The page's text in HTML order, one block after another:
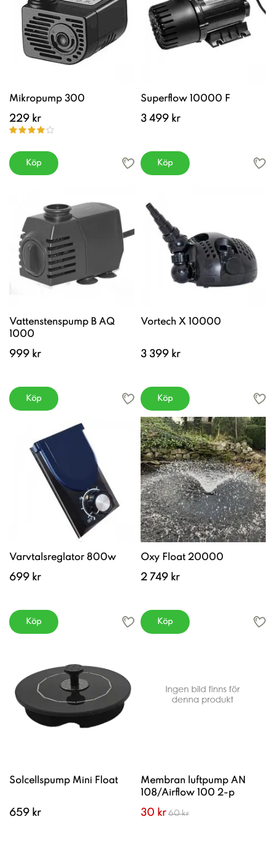
Mikropump 300
229 kr
Köp
Superflow 10000 F
3 499 kr
Köp
Vattenstenspump B AQ
1000
999 kr
Köp
Vortech X 10000
3 399 kr
Köp
Varvtalsreglator 800w
699 kr
Köp
Oxy Float 20000
2 749 kr
Köp
Solcellspump Mini Float
659 kr
Membran luftpump AN
108/Airflow 100 2-p
30 kr 60 kr